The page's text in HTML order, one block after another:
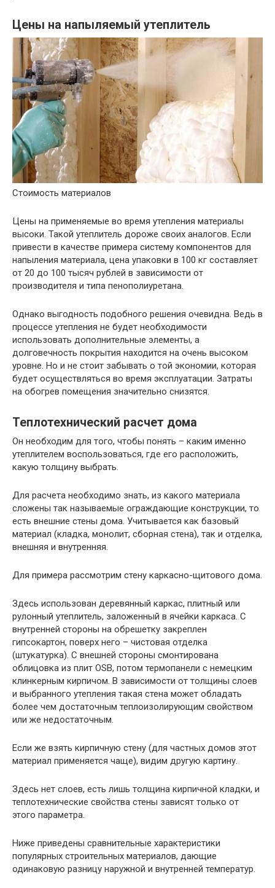
Цены на напыляемый утеплитель
Стоимость материалов
Цены на применяемые во время утепления материалы
высоки. Такой утеплитель дороже своих аналогов. Если
привести в качестве примера систему компонентов для
напыления материала, цена упаковки в 100 кг составляет
от 20 до 100 тысяч рублей в зависимости от
производителя и типа пенополиуретана.
Однако выгодность подобного решения очевидна. Ведь в
процессе утепления не будет необходимости
использовать дополнительные элементы, а
долговечность покрытия находится на очень высоком
уровне. Но и не стоит забывать о той экономии, которая
будет осуществляться во время эксплуатации. Затраты
на обогрев помещения значительно снизятся.
Теплотехнический расчет дома
Он необходим для того, чтобы понять – каким именно
утеплителем воспользоваться, где его расположить,
какую толщину выбрать.
Для расчета необходимо знать, из какого материала
сложены так называемые ограждающие конструкции, то
есть внешние стены дома. Учитывается как базовый
материал (кладка, монолит, сборная стена), так и отделка,
внешняя и внутренняя.
Для примера рассмотрим стену каркасно-щитового дома.
Здесь использован деревянный каркас, плитный или
рулонный утеплитель, заложенный в ячейки каркаса. С
внутренней стороны на обрешетку закреплен
гипсокартон, поверх него – чистовая отделка
(штукатурка). С внешней стороны смонтирована
облицовка из плит OSB, потом термопанели с немецким
клинкерным кирпичом. В зависимости от толщины слоев
и выбранного утепления такая стена может обладать
более чем достаточным теплоизолирующим свойством
или же недостаточным.
Если же взять кирпичную стену (для частных домов этот
материал применяется чаще), видим другую картину.
Здесь нет слоев, есть лишь толщина кирпичной кладки, и
теплотехнические свойства стены зависят только от
этого параметра.
Ниже приведены сравнительные характеристики
популярных строительных материалов, дающие
одинаковую разницу наружной и внутренней температур.